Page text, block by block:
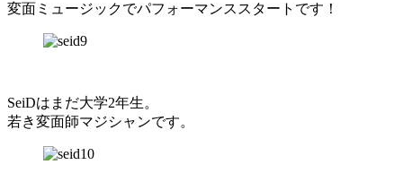
変面ミュージックでパフォーマンススタートです！
SeiDはまだ大学2年生。
若き変面師マジシャンです。